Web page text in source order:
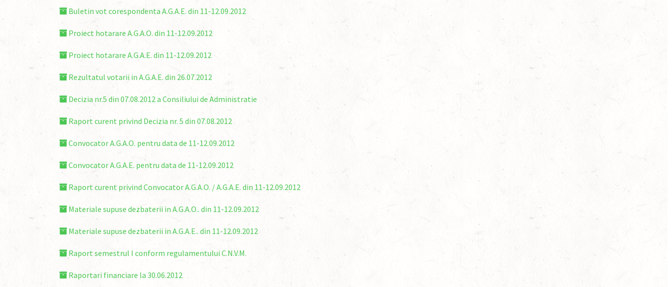
Buletin vot corespondenta A.G.A.E. din 11-12.09.2012
Proiect hotarare A.G.A.O. din 11-12.09.2012
Proiect hotarare A.G.A.E. din 11-12.09.2012
Rezultatul votarii in A.G.A.E. din 26.07.2012
Decizia nr.5 din 07.08.2012 a Consiliului de Administratie
Raport curent privind Decizia nr. 5 din 07.08.2012
Convocator A.G.A.O. pentru data de 11-12.09.2012
Convocator A.G.A.E. pentru data de 11-12.09.2012
Raport curent privind Convocator A.G.A.O. / A.G.A.E. din 11-12.09.2012
Materiale supuse dezbaterii in A.G.A.O.. din 11-12.09.2012
Materiale supuse dezbaterii in A.G.A.E.. din 11-12.09.2012
Raport semestrul I conform regulamentului C.N.V.M.
Raportari financiare la 30.06.2012